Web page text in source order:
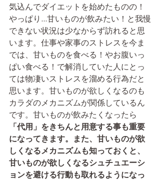
気込んでダイエットを始めたものの！
やっぱり...甘いものが飲みたい！と我慢
できない状況は少なからず訪れると思
います。仕事や家事のストレスを今ま
では、甘いものを食べる！やお腹いっ
ぱい食べる！で解消していた人にとっ
ては物凄いストレスを溜める行為だと
思います。甘いものが欲しくなるのも
カラダのメカニズムが関係しているん
です。甘いものが飲みたくなったら
「代用」をきちんと用意する事も重要
になってきます。また、甘いものが欲
しくなるメカニズムも知っておくと、
甘いものが欲しくなるシュチュエーシ
ョンを避ける行動も取れるようになっ